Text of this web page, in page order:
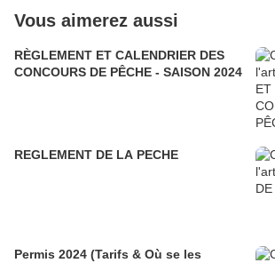
Vous aimerez aussi
RÈGLEMENT ET CALENDRIER DES
CONCOURS DE PÊCHE - SAISON 2024
REGLEMENT DE LA PECHE
Permis 2024 (Tarifs & Où se les